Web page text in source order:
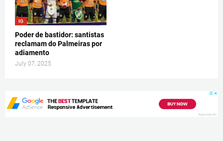
IG
Poder de bastidor: santistas
reclamam do Palmeiras por
adiamento
July 07, 2025